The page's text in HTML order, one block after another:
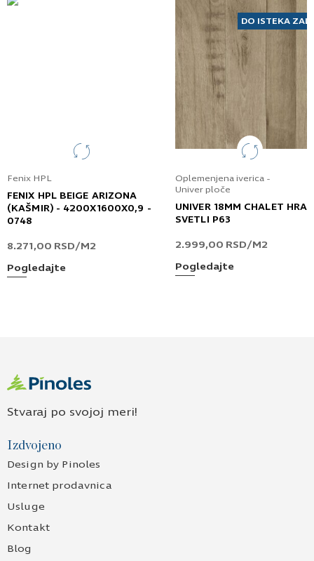
Prijavljujem se za vesti i obaveštenja putem
Fenix HPL
FENIX HPL BEIGE ARIZONA
(KAŠMIR) - 4200X1600X0,9 -
0748
8.271,00 RSD/M2
Pogledajte
DO ISTEKA
Oplemenjena iverica -
Univer ploče
UNIVER 18MM CHALET
SVETLI P63
2.999,00 RSD/M2
Pogledajte
Stvaraj po svojoj meri!
Izdvojeno
Design by Pinoles
Internet prodavnica
Usluge
Kontakt
Blog